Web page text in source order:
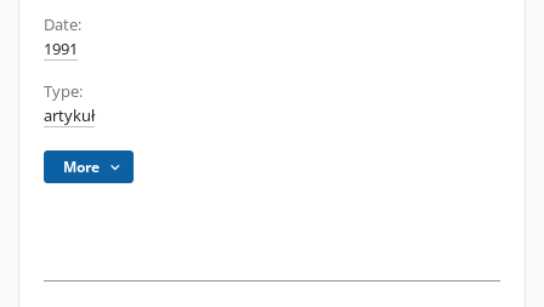
Date:
1991
Type:
artykuł
More